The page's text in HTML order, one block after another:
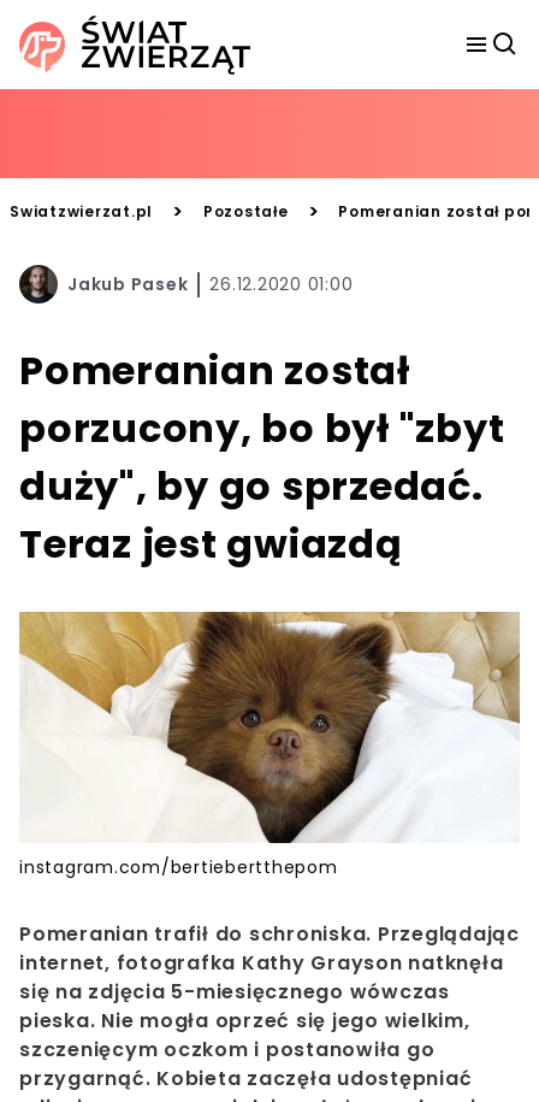
Swiatzwierzat.pl > Pozostałe > Pomeranian został
Jakub Pasek 26.12.2020 01:00
Pomeranian został
porzucony, bo był "zbyt
duży", by go sprzedać.
Teraz jest gwiazdą
instagram.com/bertiebertthepom
Pomeranian trafił do schroniska. Przeglądając
internet, fotografka Kathy Grayson natknęła
się na zdjęcia 5-miesięcznego wówczas
pieska. Nie mogła oprzeć się jego wielkim,
szczenięcym oczkom i postanowiła go
przygarnąć. Kobieta zaczęła udostępniać